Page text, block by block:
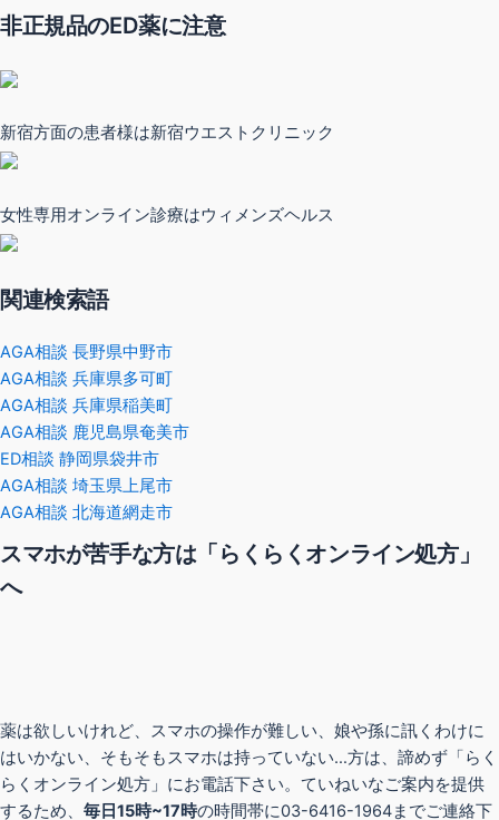
非正規品のED薬に注意
新宿方面の患者様は新宿ウエストクリニック
女性専用オンライン診療はウィメンズヘルス
関連検索語
AGA相談 長野県中野市
AGA相談 兵庫県多可町
AGA相談 兵庫県稲美町
AGA相談 鹿児島県奄美市
ED相談 静岡県袋井市
AGA相談 埼玉県上尾市
AGA相談 北海道網走市
スマホが苦手な方は「らくらくオンライン処方」
へ
薬は欲しいけれど、スマホの操作が難しい、娘や孫に訊くわけに
はいかない、そもそもスマホは持っていない…方は、諦めず「らく
らくオンライン処方」にお電話下さい。ていねいなご案内を提供
するため、 毎日15時~17時の時間帯に03-6416-1964までご連絡下